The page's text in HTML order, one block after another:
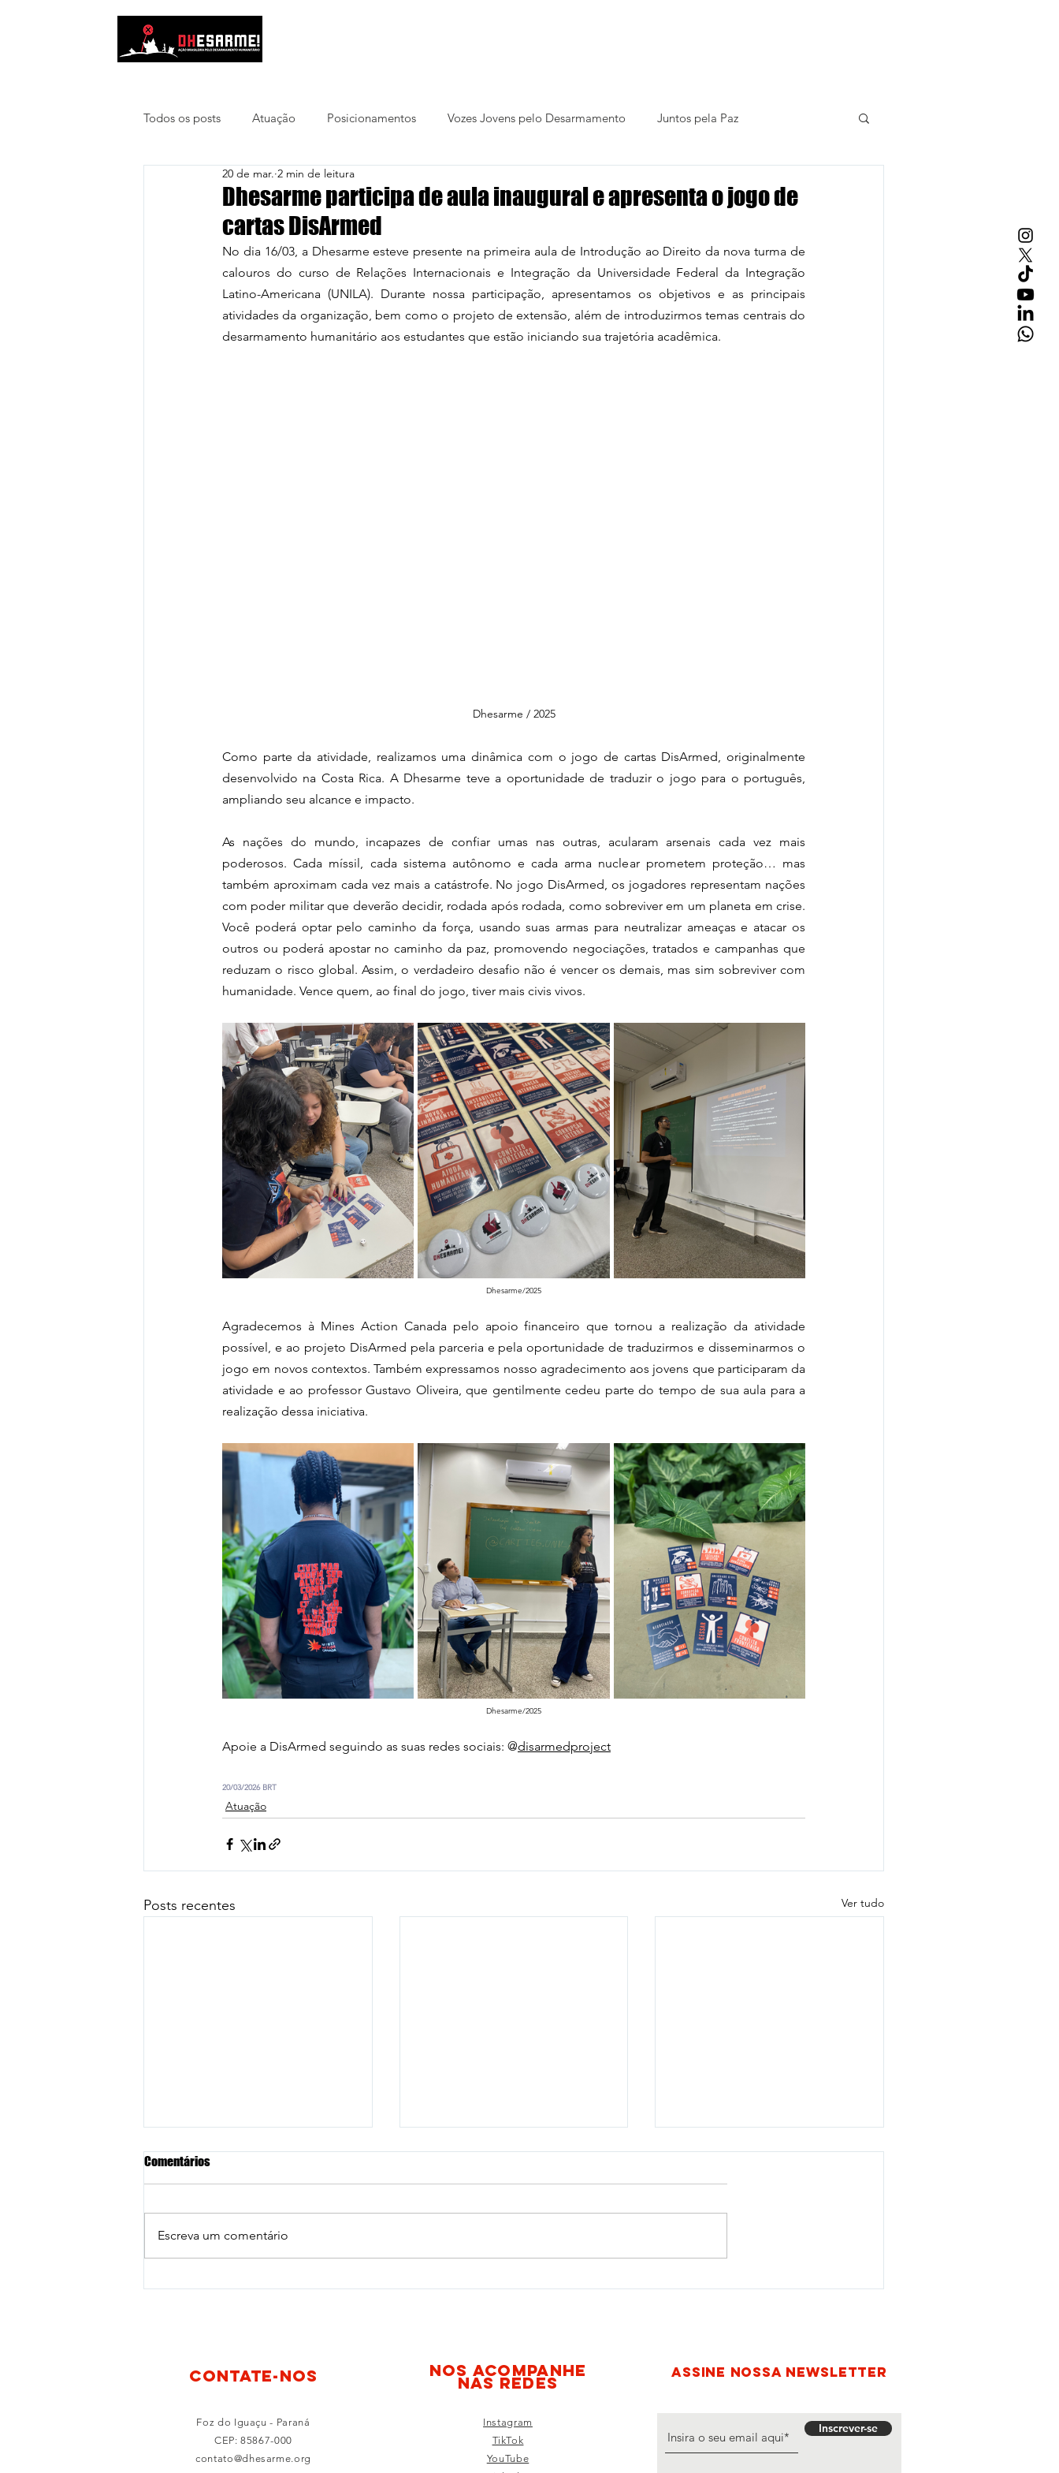
Todos os posts Atuação Posicionamentos Vozes Jovens pelo Desarmamento Juntos pela Paz
Depois da Guerra
Dhesarme participa de aula inaugural e apresenta o jogo de
cartas DisArmed
20 de mar. 2 min de leitura
No dia 16/03, a Dhesarme esteve presente na primeira aula de Introdução ao Direito da nova turma de
calouros do curso de Relações Internacionais e Integração da Universidade Federal da Integração
Latino-Americana (UNILA). Durante nossa participação, apresentamos os objetivos e as principais
atividades da organização, bem como o projeto de extensão, além de introduzirmos temas centrais do
desarmamento humanitário aos estudantes que estão iniciando sua trajetória acadêmica.
Dhesarme / 2025
Como parte da atividade, realizamos uma dinâmica com o jogo de cartas DisArmed, originalmente
desenvolvido na Costa Rica. A Dhesarme teve a oportunidade de traduzir o jogo para o português,
ampliando seu alcance e impacto.
As nações do mundo, incapazes de confiar umas nas outras, acularam arsenais cada vez mais
poderosos. Cada míssil, cada sistema autônomo e cada arma nuclear prometem proteção… mas
também aproximam cada vez mais a catástrofe. No jogo DisArmed, os jogadores representam nações
com poder militar que deverão decidir, rodada após rodada, como sobreviver em um planeta em crise.
Você poderá optar pelo caminho da força, usando suas armas para neutralizar ameaças e atacar os
outros ou poderá apostar no caminho da paz, promovendo negociações, tratados e campanhas que
reduzam o risco global. Assim, o verdadeiro desafio não é vencer os demais, mas sim sobreviver com
humanidade. Vence quem, ao final do jogo, tiver mais civis vivos.
Dhesarme/2025
Agradecemos à Mines Action Canada pelo apoio financeiro que tornou a realização da atividade
possível, e ao projeto DisArmed pela parceria e pela oportunidade de traduzirmos e disseminarmos o
jogo em novos contextos. Também expressamos nosso agradecimento aos jovens que participaram da
atividade e ao professor Gustavo Oliveira, que gentilmente cedeu parte do tempo de sua aula para a
realização dessa iniciativa.
Dhesarme/2025
Apoie a DisArmed seguindo as suas redes sociais: @disarmedproject
20/03/2026 BRT
Atuação
Posts recentes Ver tudo
Comentários
Escreva um comentário
Contate-nos
Foz do Iguaçu - Paraná
CEP: 85867-000
contato@dhesarme.org
nos acompanhe
nas redes
Instagram
TikTok
YouTube
ASSINE nossa newsletter
Inscrever-se